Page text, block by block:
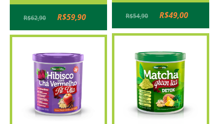
R$62,90 R$59,90 R$54,90 R$49,00